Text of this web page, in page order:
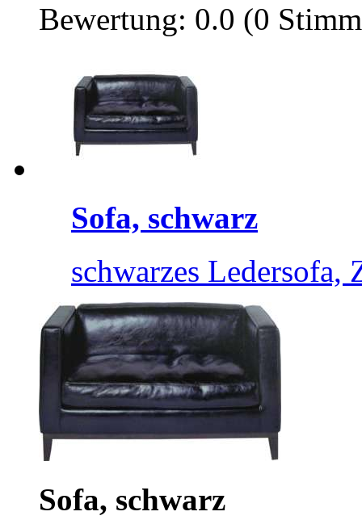
Bewertung: 0.0 (0
Sofa, schwarz
schwarzes Ledersofa,
Sofa, schwarz